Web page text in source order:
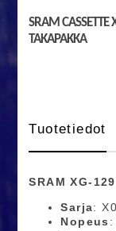
SRAM CASSETTE
TAKAPAKKA
Tuotetiedot
SRAM XG-
Sarja:
Nopeus